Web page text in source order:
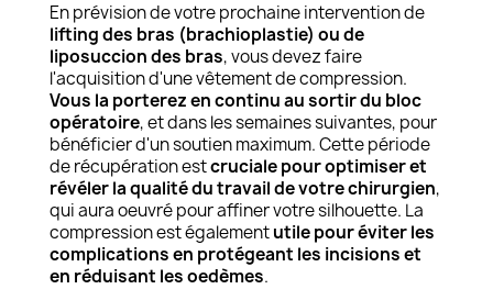
En prévision de votre prochaine intervention de
lifting des bras (brachioplastie) ou de
liposuccion des bras, vous devez faire
l'acquisition d'une vêtement de compression.
Vous la porterez en continu au sortir du bloc
opératoire, et dans les semaines suivantes, pour
bénéficier d'un soutien maximum. Cette période
de récupération estcruciale pour optimiser et
révéler la qualité du travail de votre chirurgien,
qui aura oeuvré pour affiner votre silhouette. La
compression est égalementutile pour éviter les
complications en protégeant les incisions et
en réduisant les oedèmes.